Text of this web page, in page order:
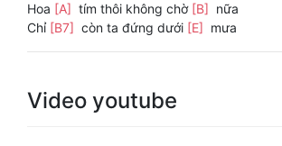
Hoa [A] tím thôi không chờ [B] nữa
Chỉ [B7] còn ta đứng dưới [E] mưa
Video youtube